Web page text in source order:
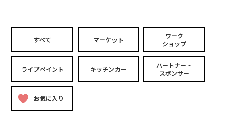
すべて マーケット
ワーク
ショップ
ライブペイント キッチンカー
パートナー・
スポンサー
お気に入り